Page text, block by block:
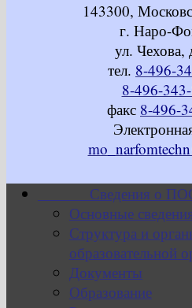
143300,
г. Наро-
ул. Чехова,
тел. 8-496-
8-496-
факс 8-496-
Сведения о
Основные
Структура и
образовательной
Документы
Образование